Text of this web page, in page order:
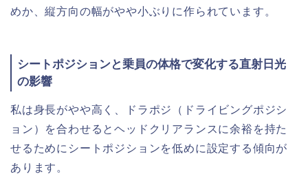
めか、縦方向の幅がやや小ぶりに作られています。
シートポジションと乗員の体格で変化する直射日光
の影響
私は身長がやや高く、ドラポジ（ドライビングポジシ
ョン）を合わせるとヘッドクリアランスに余裕を持た
せるためにシートポジションを低めに設定する傾向が
あります。